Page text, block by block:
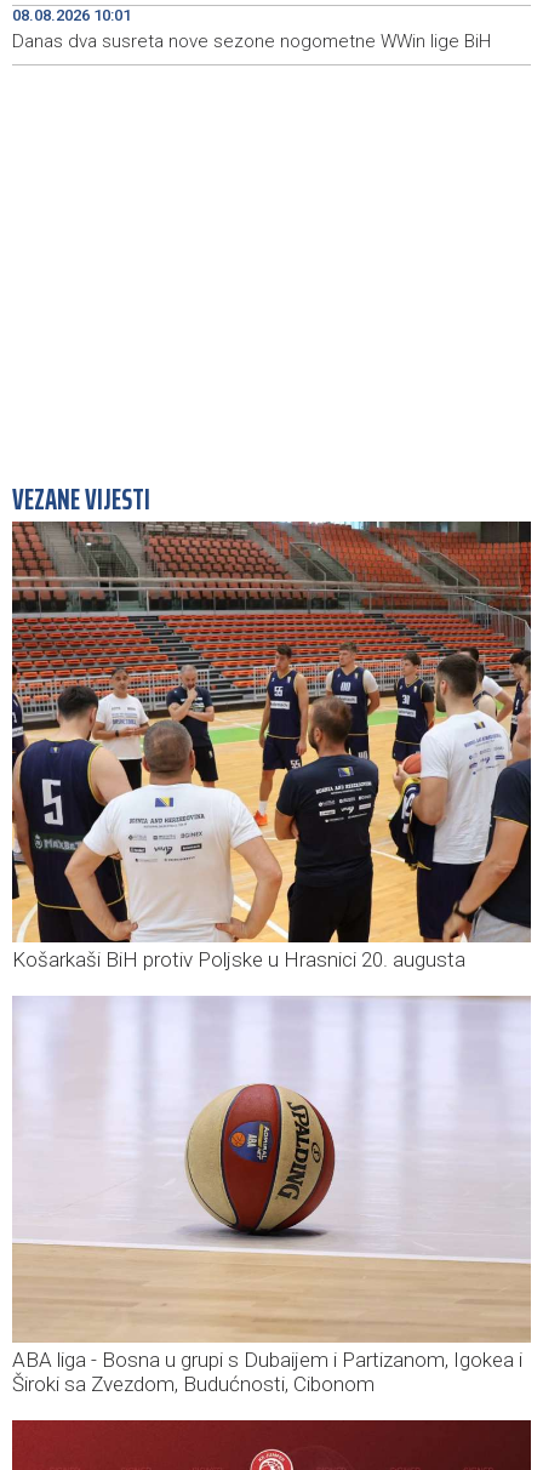
regiona
08.08.2026 10:01
Danas dva susreta nove sezone nogometne WWin lige BiH
VEZANE VIJESTI
Košarkaši BiH protiv Poljske u Hrasnici 20. augusta
ABA liga - Bosna u grupi s Dubaijem i Partizanom, Igokea i
Široki sa Zvezdom, Budućnosti, Cibonom